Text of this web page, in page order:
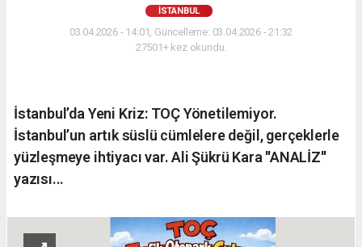
İSTANBUL
03.04.2026 - 14:01, Güncelleme: 03.04.2026 - 21:32
27501+ kez okundu.
İstanbul’da Yeni Kriz: TOÇ Yönetilemiyor.
İstanbul’un artık süslü cümlelere değil, gerçeklerle
yüzleşmeye ihtiyacı var. Ali Şükrü Kara ''ANALİZ''
yazısı...